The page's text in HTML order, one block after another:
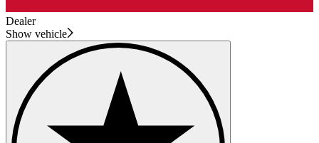
Dealer
Show vehicle